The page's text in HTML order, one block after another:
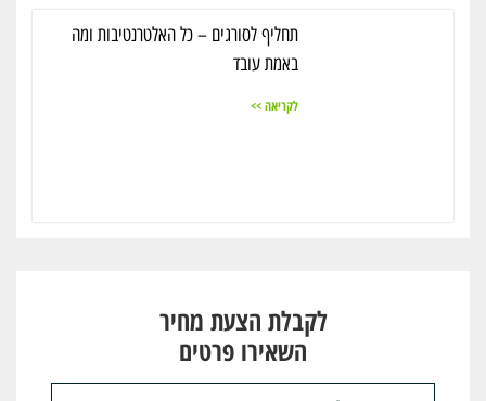
תחליף לסורגים – כל האלטרנטיבות ומה
באמת עובד
לקריאה >>
לקבלת הצעת מחיר
השאירו פרטים